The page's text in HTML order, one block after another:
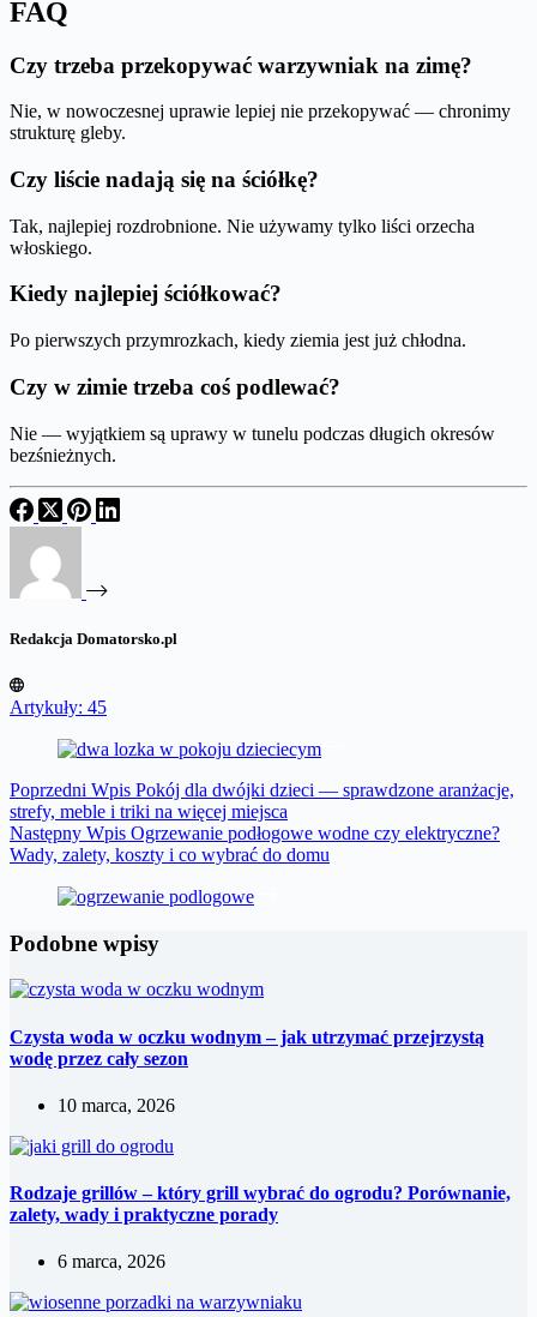
FAQ
Czy trzeba przekopywać warzywniak na zimę?
Nie, w nowoczesnej uprawie lepiej nie przekopywać — chronimy
strukturę gleby.
Czy liście nadają się na ściółkę?
Tak, najlepiej rozdrobnione. Nie używamy tylko liści orzecha
włoskiego.
Kiedy najlepiej ściółkować?
Po pierwszych przymrozkach, kiedy ziemia jest już chłodna.
Czy w zimie trzeba coś podlewać?
Nie — wyjątkiem są uprawy w tunelu podczas długich okresów
bezśnieżnych.
Redakcja Domatorsko.pl
Artykuły: 45
Poprzedni Wpis Pokój dla dwójki dzieci — sprawdzone aranżacje,
strefy, meble i triki na więcej miejsca
Następny Wpis Ogrzewanie podłogowe wodne czy elektryczne?
Wady, zalety, koszty i co wybrać do domu
Podobne wpisy
Czysta woda w oczku wodnym – jak utrzymać przejrzystą
wodę przez cały sezon
10 marca, 2026
Rodzaje grillów – który grill wybrać do ogrodu? Porównanie,
zalety, wady i praktyczne porady
6 marca, 2026